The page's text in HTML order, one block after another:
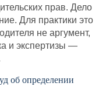
прав. Дело
Для практики это
не аргумент,
и экспертизы —
об определении